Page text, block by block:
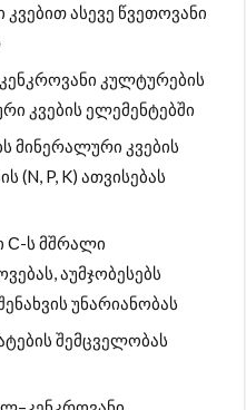
ასევე წვეთოვანი
კულტურების
კვების ელემენტებში
მინერალური კვების
(N, P, K) ათვისებას
С-ს მშრალი
აუმჯობესებს
უნარიანობას
შემცველობას